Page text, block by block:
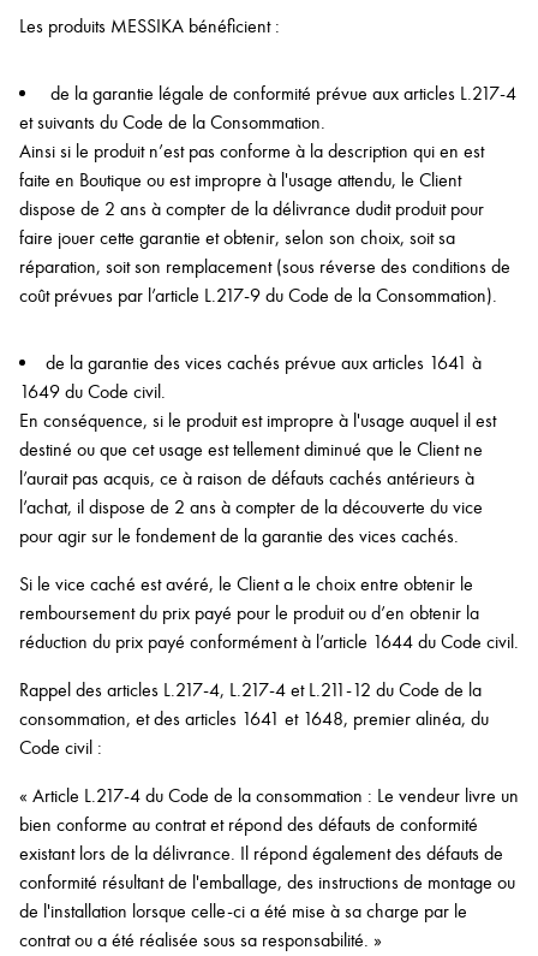
Les produits MESSIKA bénéficient :
de la garantie légale de conformité prévue aux articles L.217-4
et suivants du Code de la Consommation.
Ainsi si le produit n’est pas conforme à la description qui en est
faite en Boutique ou est impropre à l'usage attendu, le Client
dispose de 2 ans à compter de la délivrance dudit produit pour
faire jouer cette garantie et obtenir, selon son choix, soit sa
réparation, soit son remplacement (sous réverse des conditions de
coût prévues par l’article L.217-9 du Code de la Consommation).
de la garantie des vices cachés prévue aux articles 1641 à
1649 du Code civil.
En conséquence, si le produit est impropre à l'usage auquel il est
destiné ou que cet usage est tellement diminué que le Client ne
l’aurait pas acquis, ce à raison de défauts cachés antérieurs à
l’achat, il dispose de 2 ans à compter de la découverte du vice
pour agir sur le fondement de la garantie des vices cachés.
Si le vice caché est avéré, le Client a le choix entre obtenir le
remboursement du prix payé pour le produit ou d’en obtenir la
réduction du prix payé conformément à l’article 1644 du Code civil.
Rappel des articles L.217-4, L.217-4 et L.211-12 du Code de la
consommation, et des articles 1641 et 1648, premier alinéa, du
Code civil :
« Article L.217-4 du Code de la consommation : Le vendeur livre un
bien conforme au contrat et répond des défauts de conformité
existant lors de la délivrance. Il répond également des défauts de
conformité résultant de l'emballage, des instructions de montage ou
de l'installation lorsque celle-ci a été mise à sa charge par le
contrat ou a été réalisée sous sa responsabilité. »